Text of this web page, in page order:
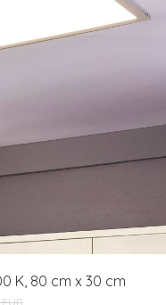
K, 80 cm x 30 cm